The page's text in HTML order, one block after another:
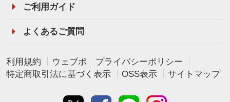
ご利用ガイド
よくあるご質問
利用規約
ウェブポ プライバシーポリシー
特定商取引法に基づく表示
OSS表示 サイトマップ